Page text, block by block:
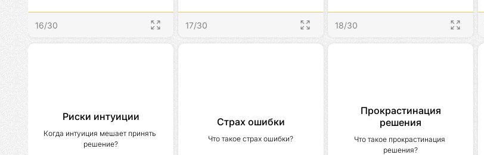
16/30 17/30 18/30
Риски интуиции
Когда интуиция мешает принять
решение?
Страх ошибки
Что такое страх ошибки?
Прокрастинация
решения
Что такое прокрастинация
решения?